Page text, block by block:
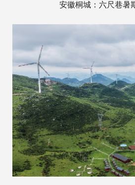
安徽桐城：六尺巷暑